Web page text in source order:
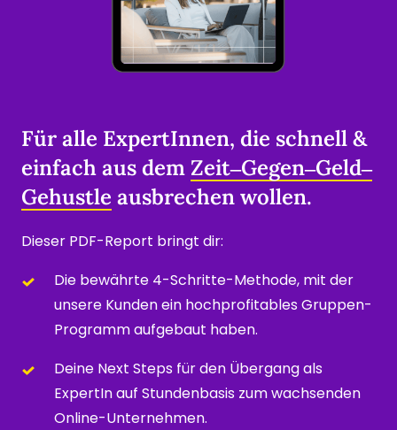
Für alle ExpertInnen, die schnell &
einfach aus dem Zeit‒Gegen‒Geld‒
Gehustle ausbrechen wollen.
Dieser PDF-Report bringt dir:
Die bewährte 4-Schritte-Methode, mit der
unsere Kunden ein hochprofitables Gruppen-
Programm aufgebaut haben.
Deine Next Steps für den Übergang als
ExpertIn auf Stundenbasis zum wachsenden
Online-Unternehmen.